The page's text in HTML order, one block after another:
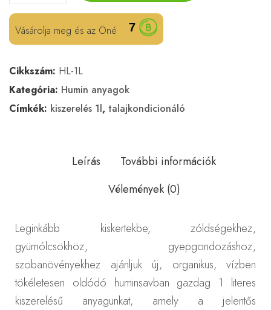
Vásárolja meg és az Öné 7
Cikkszám: HL-1L
Kategória: Humin anyagok
Címkék: kiszerelés 1l, talajkondicionáló
Leírás
További információk
Vélemények (0)
Leginkább kiskertekbe, zóldségekhez,
gyümólcsökhöz, gyepgondozáshoz,
szobanövényekhez ajánljuk új, organikus, vízben
tökéletesen oldódó huminsavban gazdag 1 literes
kiszerelésű anyagunkat, amely a jelentős